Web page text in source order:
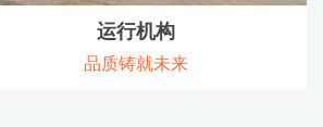
运行机构
品质铸就未来